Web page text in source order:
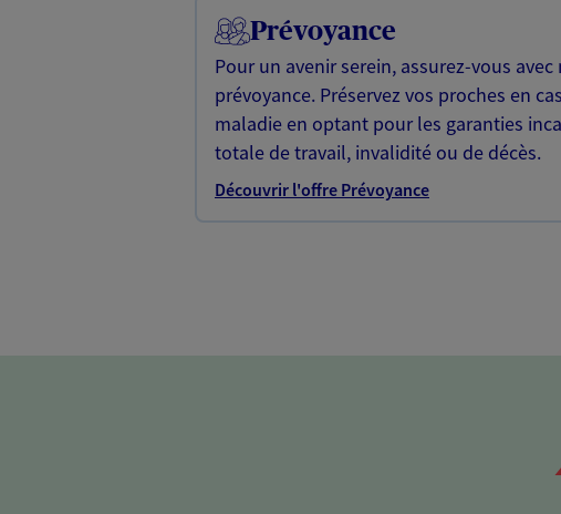
Prévoyance
Pour un avenir serein, assurez-vous
prévoyance. Préservez vos proches en
maladie en optant pour les garanties
totale de travail, invalidité ou de décès.
Découvrir l'offre Prévoyance